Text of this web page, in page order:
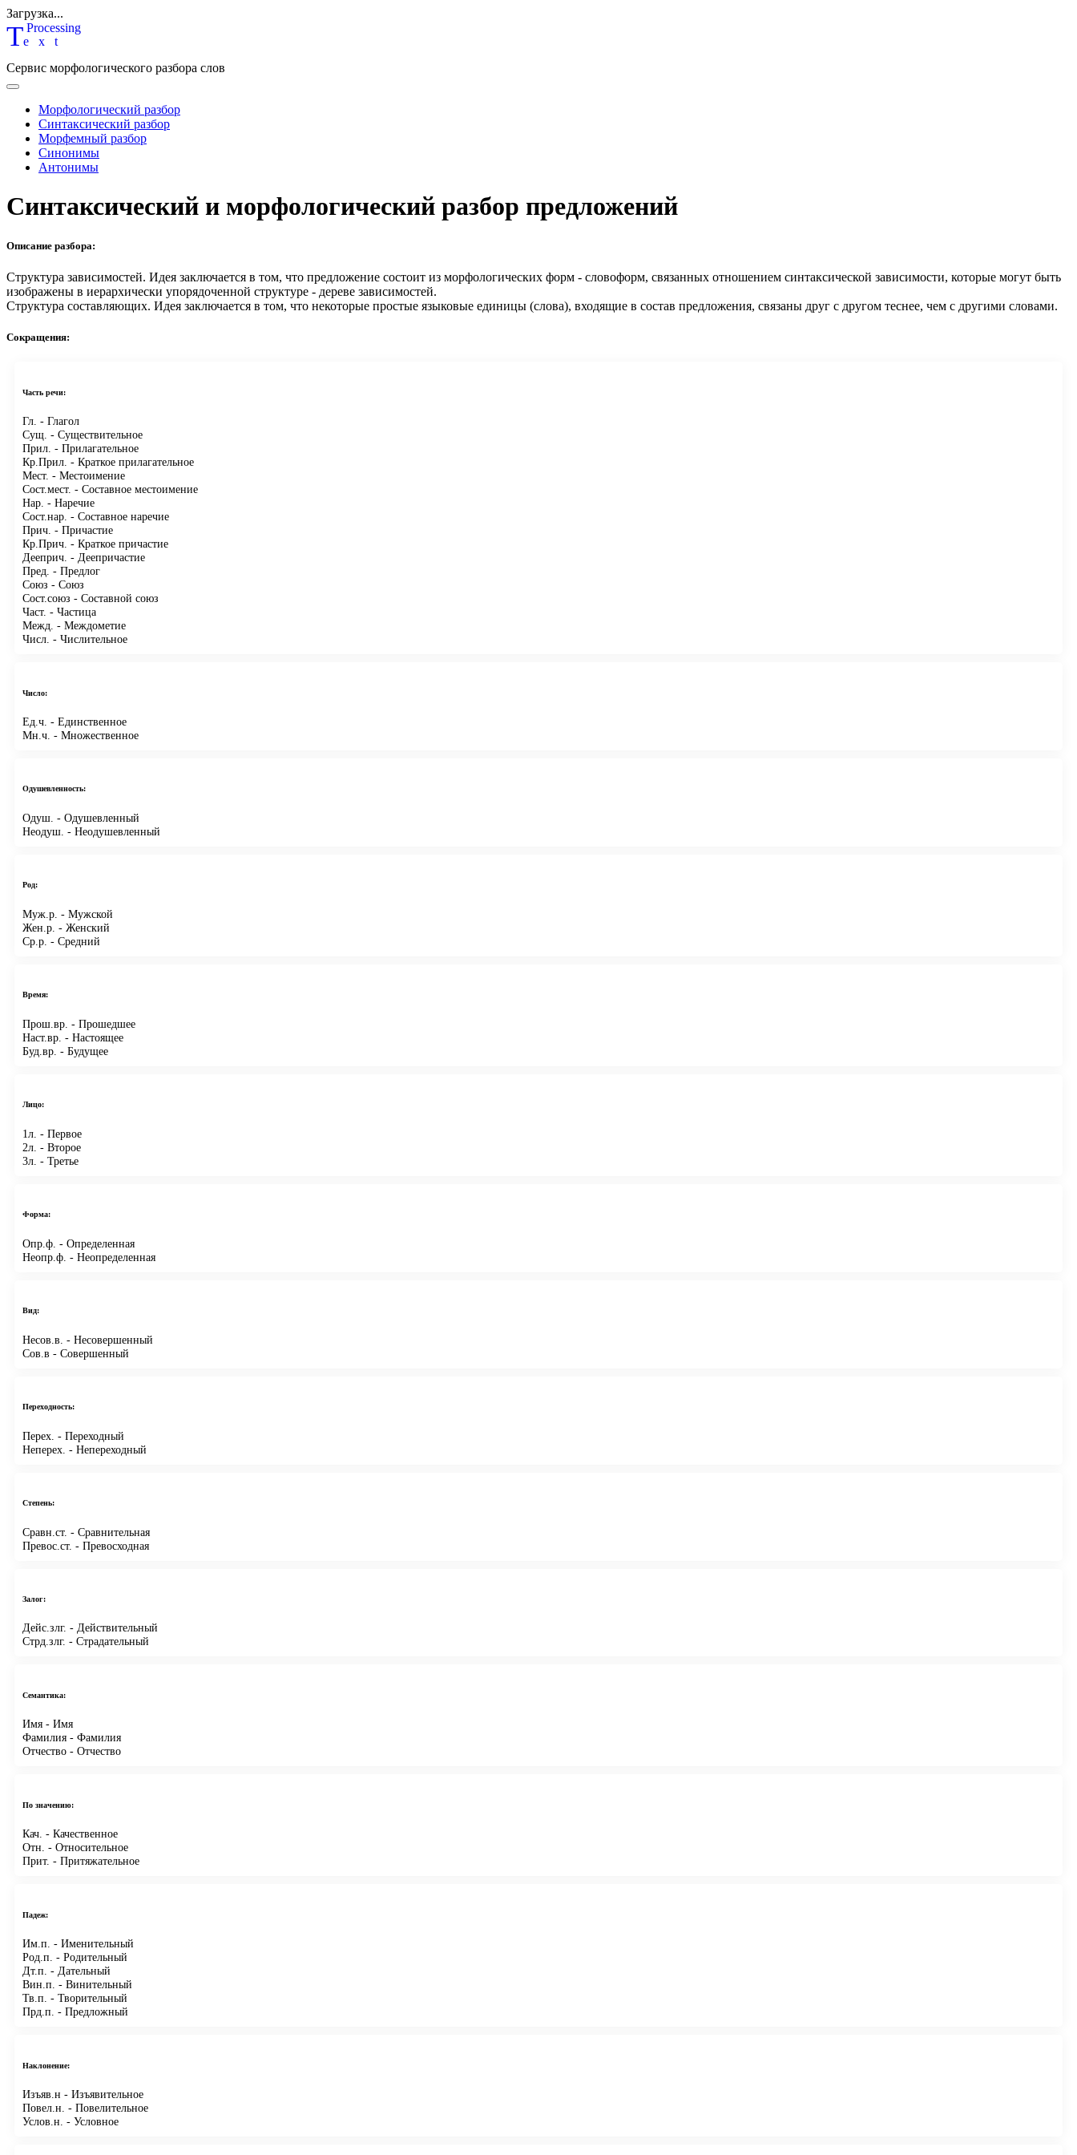
Загрузка...
Text
Processing
Сервис морфологического разбора слов
Морфологический разбор
Синтаксический разбор
Морфемный разбор
Синонимы
Антонимы
Синтаксический и морфологический разбор предложений
Описание разбора:
Структура зависимостей. Идея заключается в том, что предложение состоит из морфологических форм - словоформ, связанных отношением синтаксической зависимости, которые могут быть
изображены в иерархически упорядоченной структуре - дереве зависимостей.
Структура составляющих. Идея заключается в том, что некоторые простые языковые единицы (слова), входящие в состав предложения, связаны друг с другом теснее, чем с другими словами.
Сокращения:
Часть речи:
Гл. - Глагол
Сущ. - Существительное
Прил. - Прилагательное
Кр.Прил. - Краткое прилагательное
Мест. - Местоимение
Сост.мест. - Составное местоимение
Нар. - Наречие
Сост.нар. - Составное наречие
Прич. - Причастие
Кр.Прич. - Краткое причастие
Дееприч. - Деепричастие
Пред. - Предлог
Союз - Союз
Сост.союз - Составной союз
Част. - Частица
Межд. - Междометие
Числ. - Числительное
Число:
Ед.ч. - Единственное
Мн.ч. - Множественное
Одушевленность:
Одуш. - Одушевленный
Неодуш. - Неодушевленный
Род:
Муж.р. - Мужской
Жен.р. - Женский
Ср.р. - Средний
Время:
Прош.вр. - Прошедшее
Наст.вр. - Настоящее
Буд.вр. - Будущее
Лицо:
1л. - Первое
2л. - Второе
3л. - Третье
Форма:
Опр.ф. - Определенная
Неопр.ф. - Неопределенная
Вид:
Несов.в. - Несовершенный
Сов.в - Совершенный
Переходность:
Перех. - Переходный
Неперех. - Непереходный
Степень:
Сравн.ст. - Сравнительная
Превос.ст. - Превосходная
Залог:
Дейс.злг. - Действительный
Стрд.злг. - Страдательный
Семантика:
Имя - Имя
Фамилия - Фамилия
Отчество - Отчество
По значению:
Кач. - Качественное
Отн. - Относительное
Прит. - Притяжательное
Падеж:
Им.п. - Именительный
Род.п. - Родительный
Дт.п. - Дательный
Вин.п. - Винительный
Тв.п. - Творительный
Прд.п. - Предложный
Наклонение:
Изъяв.н - Изъявительное
Повел.н. - Повелительное
Услов.н. - Условное